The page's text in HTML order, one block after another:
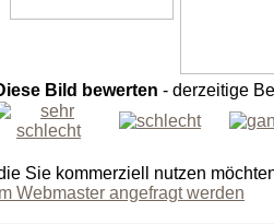
Bild bewerten - derzeitige
Sie kommerziell nutzen
Webmaster angefragt werden